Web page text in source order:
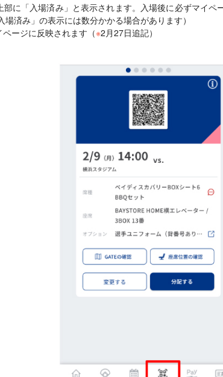
部に「入場済み」と表示されます。入場後に必ずマイペ
済み」の表示には数分かかる場合があります）
ージに反映されます（※2月27日追記）